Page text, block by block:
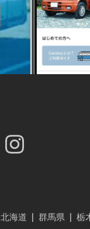
北海道 群馬県 栃